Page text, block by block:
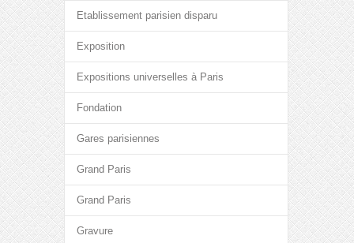
Etablissement parisien disparu
Exposition
Expositions universelles à Paris
Fondation
Gares parisiennes
Grand Paris
Grand Paris
Gravure